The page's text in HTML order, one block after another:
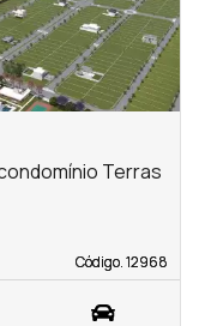
Código. 12968
Código. 12968
Terras